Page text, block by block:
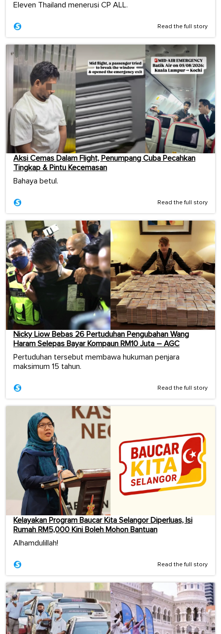
Eleven Thailand menerusi CP ALL.
Read the full story
Aksi Cemas Dalam Flight, Penumpang Cuba Pecahkan
Tingkap & Pintu Kecemasan
Bahaya betul.
Read the full story
Nicky Liow Bebas 26 Pertuduhan Pengubahan Wang
Haram Selepas Bayar Kompaun RM10 Juta – AGC
Pertuduhan tersebut membawa hukuman penjara
maksimum 15 tahun.
Read the full story
Kelayakan Program Baucar Kita Selangor Diperluas, Isi
Rumah RM5,000 Kini Boleh Mohon Bantuan
Alhamdulillah!
Read the full story